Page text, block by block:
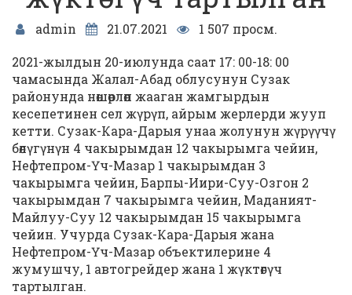
admin 21.07.2021
1 507 просм.
2021-жылдын 20-июлунда саат 17: 00-18: 00
чамасында Жалал-Абад облусунун Сузак
районунда нөшөрлөп жааган жамгырдын
кесепетинен сел жүрүп, айрым жерлерди жууп
кетти. Сузак-Кара-Дарыя унаа жолунун жүрүүчү
бөлүгүнүн 4 чакырымдан 12 чакырымга чейин,
Нефтепром-Үч-Мазар 1 чакырымдан 3
чакырымга чейин, Барпы-Иири-Суу-Озгон 2
чакырымдан 7 чакырымга чейин, Маданият-
Майлуу-Суу 12 чакырымдан 15 чакырымга
чейин. Учурда Сузак-Кара-Дарыя жана
Нефтепром-Үч-Мазар объектилерине 4
жумушчу, 1 автогрейдер жана 1 жүктөгүч
тартылган.